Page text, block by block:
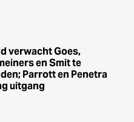
verwacht Goes,
en Smit te
Parrott en Penetra
uitgang